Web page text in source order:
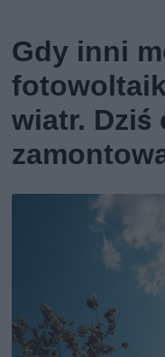
Gdy inni
wiatr. Dziś